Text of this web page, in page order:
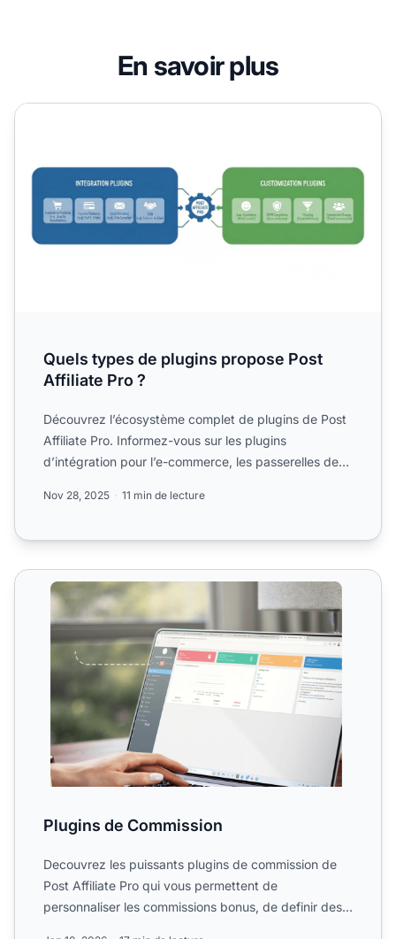
En savoir plus
Quels types de plugins propose Post Affiliate Pro ?
Quels types de plugins propose Post
Affiliate Pro ?
Découvrez l’écosystème complet de plugins de Post
Affiliate Pro. Informez-vous sur les plugins
d’intégration pour l’e-commerce, les passerelles de
Nov 28, 2025 11 min de lecture
Plugins de Commission
Plugins de Commission
Decouvrez les puissants plugins de commission de
Post Affiliate Pro qui vous permettent de
personnaliser les commissions bonus, de definir des